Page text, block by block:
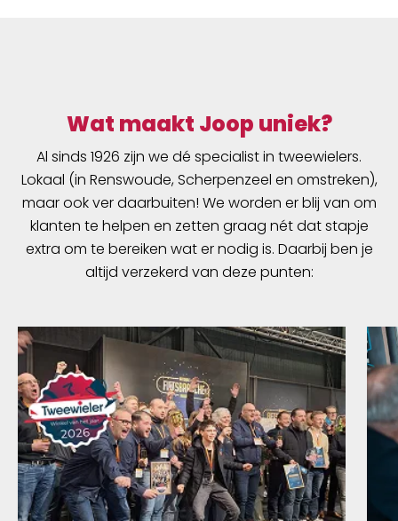
Wat maakt Joop uniek?
Al sinds 1926 zijn we dé specialist in tweewielers.
Lokaal (in Renswoude, Scherpenzeel en omstreken),
maar ook ver daarbuiten! We worden er blij van om
klanten te helpen en zetten graag nét dat stapje
extra om te bereiken wat er nodig is. Daarbij ben je
altijd verzekerd van deze punten: